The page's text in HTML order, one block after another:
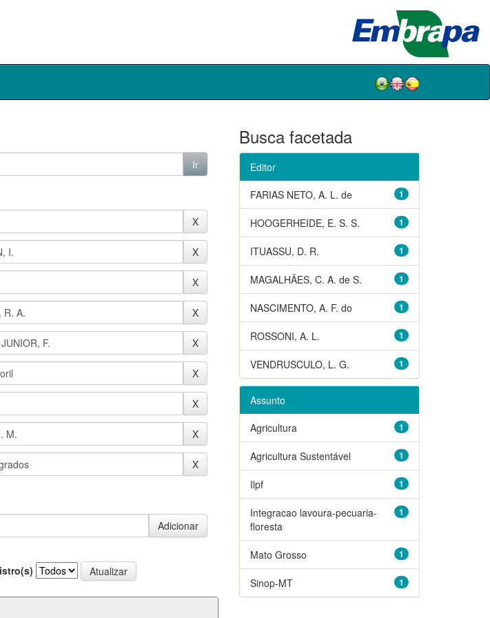
Busca facetada
Editor
1
FARIAS NETO, A. L. de
1
HOOGERHEIDE, E. S. S.
1
ITUASSU, D. R.
1
MAGALHÃES, C. A. de S.
1
NASCIMENTO, A. F. do
1
ROSSONI, A. L.
1
VENDRUSCULO, L. G.
Assunto
1
Agricultura
1
Agricultura Sustentável
1
Ilpf
1
Integracao lavoura-pecuaria-
floresta
1
Mato Grosso
1
Sinop-MT